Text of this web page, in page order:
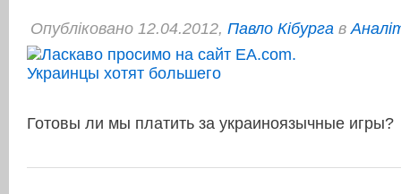
Опубліковано 12.04.2012, Павло Кібурга в
Готовы ли мы платить за украиноязычные игры?